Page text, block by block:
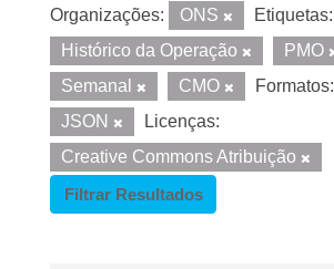
Organizações: ONS
Etiquetas:
Histórico da Operação
PMO
Semanal
CMO Formatos:
JSON
Licenças:
Creative Commons Atribuição
Filtrar Resultados